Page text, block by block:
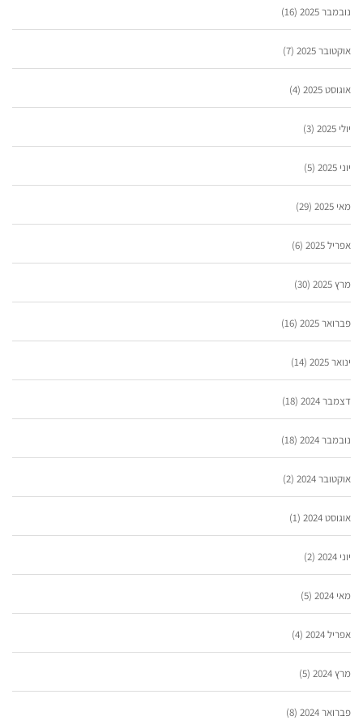
נובמבר 2025 (16)
אוקטובר 2025 (7)
אוגוסט 2025 (4)
יולי 2025 (3)
יוני 2025 (5)
מאי 2025 (29)
אפריל 2025 (6)
מרץ 2025 (30)
פברואר 2025 (16)
ינואר 2025 (14)
דצמבר 2024 (18)
נובמבר 2024 (18)
אוקטובר 2024 (2)
אוגוסט 2024 (1)
יוני 2024 (2)
מאי 2024 (5)
אפריל 2024 (4)
מרץ 2024 (5)
פברואר 2024 (8)